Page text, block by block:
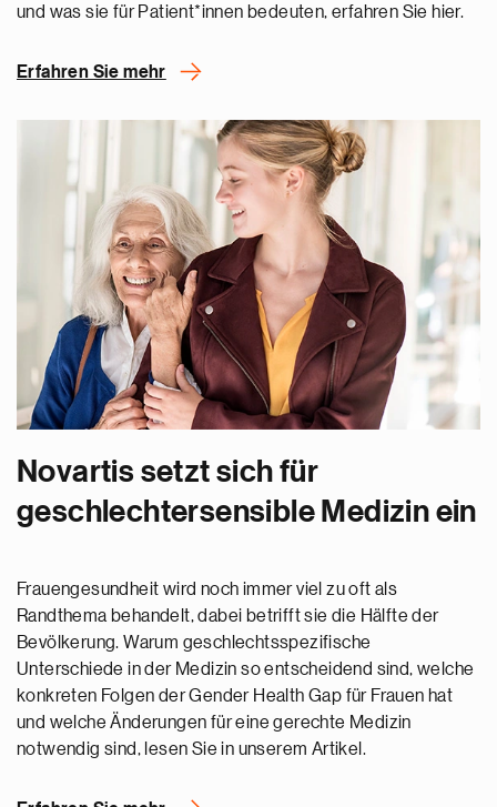
und was sie für Patient*innen bedeuten, erfahren Sie hier.
Erfahren Sie mehr
Novartis setzt sich für
geschlechtersensible Medizin ein
Frauengesundheit wird noch immer viel zu oft als
Randthema behandelt, dabei betrifft sie die Hälfte der
Bevölkerung. Warum geschlechtsspezifische
Unterschiede in der Medizin so entscheidend sind, welche
konkreten Folgen der Gender Health Gap für Frauen hat
und welche Änderungen für eine gerechte Medizin
notwendig sind, lesen Sie in unserem Artikel.